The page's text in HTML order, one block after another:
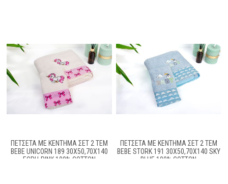
ΠΕΤΣΈΤΑ ΜΕ ΚΈΝΤΗΜΑ ΣΕΤ 2 ΤΕΜ
BEBE UNICORN 189 30X50,70X140
ECRU-PINK 100% COTTON
ΠΕΤΣΈΤΑ ΜΕ ΚΈΝΤΗΜΑ ΣΕΤ 2 ΤΕΜ
BEBE STORK 191 30X50,70X140 SKY
BLUE 100% COTTON